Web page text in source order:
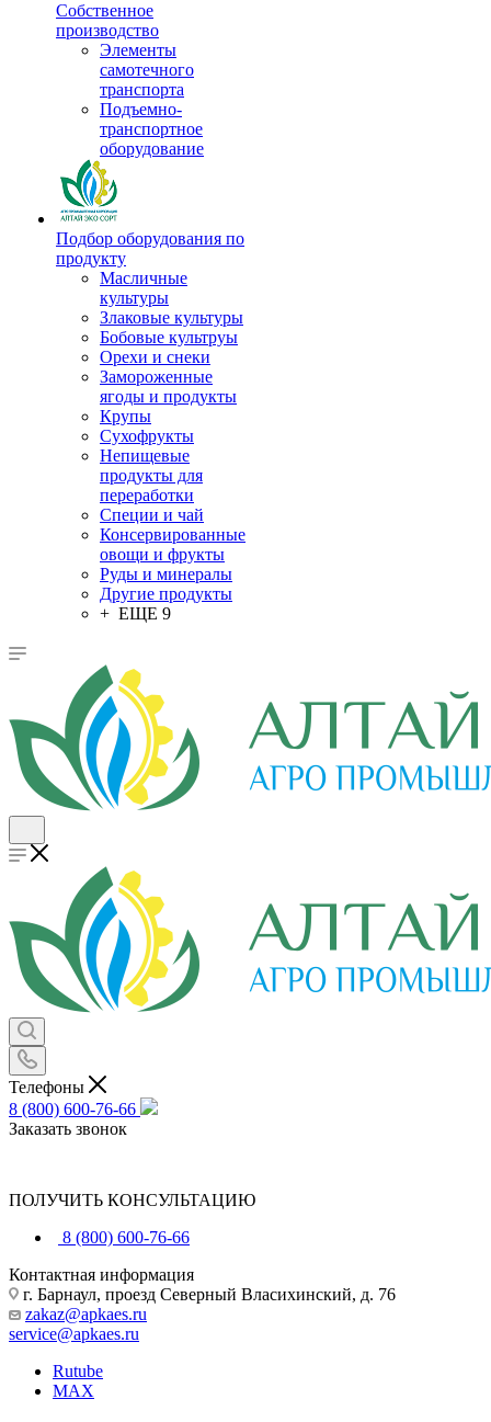
Собственное
производство
Элементы
самотечного
транспорта
Подъемно-
транспортное
оборудование
Подбор оборудования по
продукту
Масличные
культуры
Злаковые культуры
Бобовые культруы
Орехи и снеки
Замороженные
ягоды и продукты
Крупы
Сухофрукты
Непищевые
продукты для
переработки
Специи и чай
Консервированные
овощи и фрукты
Руды и минералы
Другие продукты
+ ЕЩЕ 9
Телефоны
8 (800) 600-76-66
Заказать звонок
ПОЛУЧИТЬ КОНСУЛЬТАЦИЮ
8 (800) 600-76-66
Контактная информация
г. Барнаул, проезд Северный Власихинский, д. 76
zakaz@apkaes.ru
service@apkaes.ru
Rutube
MAX